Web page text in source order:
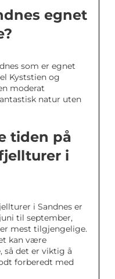
egnet
som er egnet
Kyststien og
moderat
natur uten
tiden på
i
i Sandnes er
til september,
mest tilgjengelige.
kan være
så det er viktig å
forberedt med